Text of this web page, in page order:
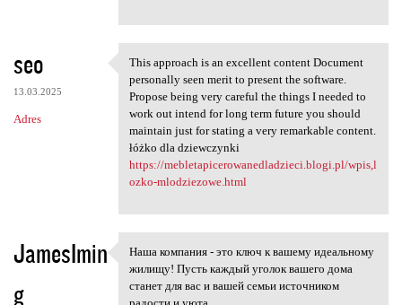
seo
13.03.2025
Adres
This approach is an excellent
This approach is an excellent content Document
personally seen merit to present the software.
Propose being very careful the things I needed to
work out intend for long term future you should
maintain just for stating a very remarkable content.
łóżko dla dziewczynki
https://mebletapicerowanedladzieci.blogi.pl/wpis,l
ozko-mlodziezowe.html
JamesImin
g
Наша компания - это ключ к
Наша компания - это ключ к вашему идеальному
жилищу! Пусть каждый уголок вашего дома
станет для вас и вашей семьи источником